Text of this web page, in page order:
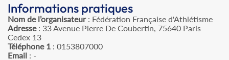
Informations pratiques
Nom de l’organisateur: Fédération Française d'Athlétisme
Adresse: 33 Avenue Pierre De Coubertin, 75640 Paris
Cedex 13
Téléphone 1 : 0153807000
Email : -